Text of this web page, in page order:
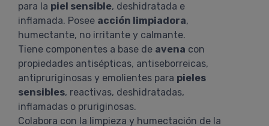
para la piel sensible, deshidratada e
inflamada. Posee acción limpiadora,
humectante, no irritante y calmante.
Tiene componentes a base de avena con
propiedades antisépticas, antiseborreicas,
antipruriginosas y emolientes para pieles
sensibles, reactivas, deshidratadas,
inflamadas o pruriginosas.
Colabora con la limpieza y humectación de la